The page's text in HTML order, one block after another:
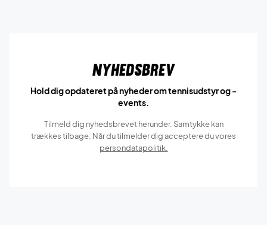
Nyhedsbrev
Hold dig opdateret på nyheder om tennisudstyr og -
events.
Tilmeld dig nyhedsbrevet herunder. Samtykke kan
trækkes tilbage. Når du tilmelder dig acceptere du vores
persondatapolitik.